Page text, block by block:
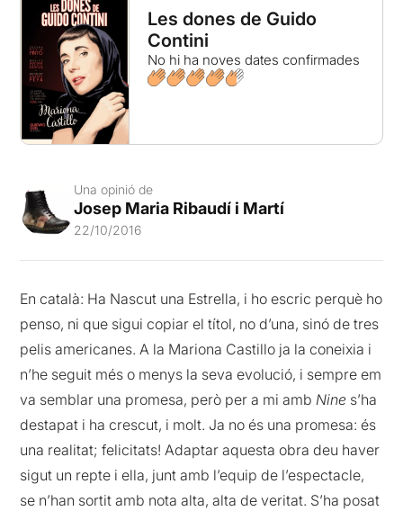
Les dones de Guido
Contini
No hi ha noves dates confirmades
Una opinió de
Josep Maria Ribaudí i Martí
22/10/2016
En català: Ha Nascut una Estrella, i ho escric perquè ho
penso, ni que sigui copiar el títol, no d’una, sinó de tres
pelis americanes. A la Mariona Castillo ja la coneixia i
n’he seguit més o menys la seva evolució, i sempre em
va semblar una promesa, però per a mi ambNine s’ha
destapat i ha crescut, i molt. Ja no és una promesa: és
una realitat; felicitats! Adaptar aquesta obra deu haver
sigut un repte i ella, junt amb l’equip de l’espectacle,
se n’han sortit amb nota alta, alta de veritat. S’ha posat